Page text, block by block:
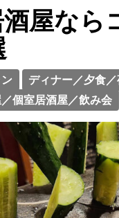
屋なら
ディナー／夕食
個室居酒屋／飲み会